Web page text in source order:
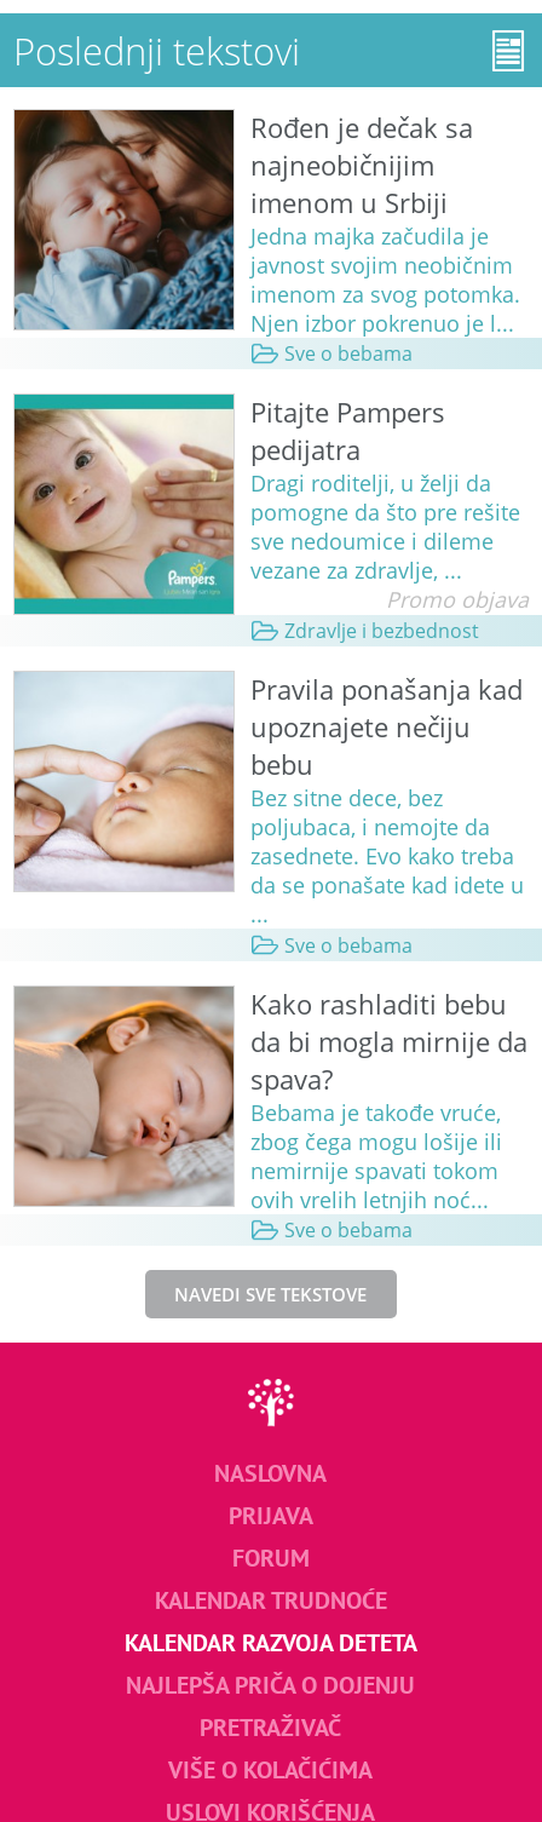
Poslednji tekstovi
Rođen je dečak sa
najneobičnijim
imenom u Srbiji
Jedna majka začudila je
javnost svojim neobičnim
imenom za svog potomka.
Njen izbor pokrenuo je l...
Sve o bebama
Pitajte Pampers
pedijatra
Dragi roditelji, u želji da
pomogne da što pre rešite
sve nedoumice i dileme
vezane za zdravlje, ...
Promo objava
Zdravlje i bezbednost
Pravila ponašanja kad
upoznajete nečiju
bebu
Bez sitne dece, bez
poljubaca, i nemojte da
zasednete. Evo kako treba
da se ponašate kad idete u
...
Sve o bebama
Kako rashladiti bebu
da bi mogla mirnije da
spava?
Bebama je takođe vruće,
zbog čega mogu lošije ili
nemirnije spavati tokom
ovih vrelih letnjih noć...
Sve o bebama
NAVEDI SVE TEKSTOVE
NASLOVNA
PRIJAVA
FORUM
KALENDAR TRUDNOĆE
KALENDAR RAZVOJA DETETA
NAJLEPŠA PRIČA O DOJENJU
PRETRAŽIVAČ
VIŠE O KOLAČIĆIMA
USLOVI KORIŠĆENJA